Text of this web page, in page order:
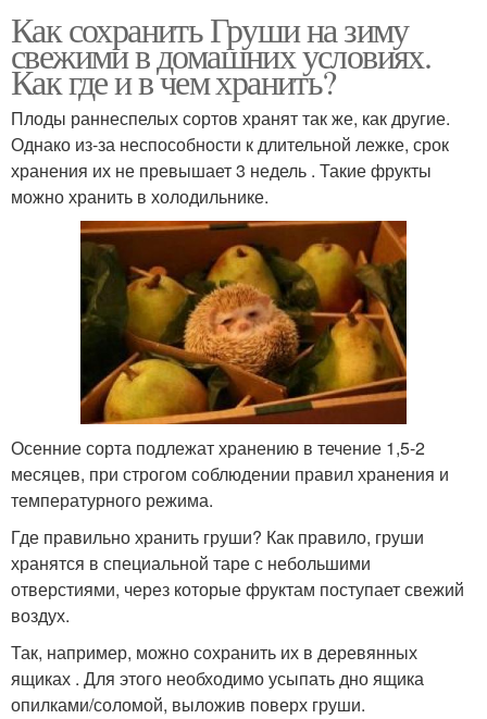
Как сохранить Груши на зиму
свежими в домашних условиях.
Как где и в чем хранить?
Плоды раннеспелых сортов хранят так же, как другие.
Однако из-за неспособности к длительной лежке, срок
хранения их не превышает 3 недель . Такие фрукты
можно хранить в холодильнике.
Осенние сорта подлежат хранению в течение 1,5-2
месяцев, при строгом соблюдении правил хранения и
температурного режима.
Где правильно хранить груши? Как правило, груши
хранятся в специальной таре с небольшими
отверстиями, через которые фруктам поступает свежий
воздух.
Так, например, можно сохранить их в деревянных
ящиках . Для этого необходимо усыпать дно ящика
опилками/соломой, выложив поверх груши.